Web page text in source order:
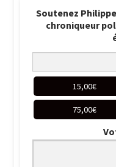
Soutenez
chroniqueur
15,00€
75,00€